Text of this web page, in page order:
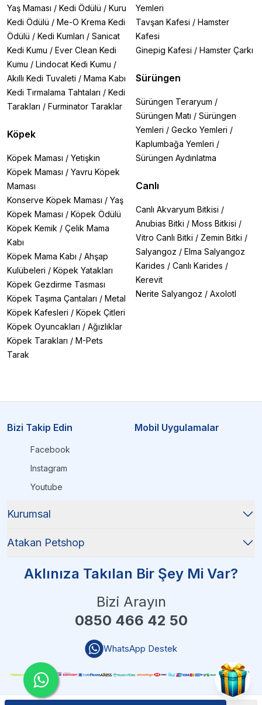
Yaş Maması / Kedi Ödülü / Kuru
Kedi Ödülü / Me-O Krema Kedi
Ödülü / Kedi Kumları / Sanicat
Kedi Kumu / Ever Clean Kedi
Kumu / Lindocat Kedi Kumu /
Akıllı Kedi Tuvaleti / Mama Kabı
Kedi Tırmalama Tahtaları / Kedi
Tarakları / Furminator Taraklar
Köpek
Köpek Maması / Yetişkin
Köpek Maması / Yavru Köpek
Maması
Konserve Köpek Maması / Yaş
Köpek Maması / Köpek Ödülü
Köpek Kemik / Çelik Mama
Kabı
Köpek Mama Kabı / Ahşap
Kulübeleri / Köpek Yatakları
Köpek Gezdirme Tasması
Köpek Taşıma Çantaları / Metal
Köpek Kafesleri / Köpek Çitleri
Köpek Oyuncakları / Ağızlıklar
Köpek Tarakları / M-Pets
Tarak
Yemleri
Tavşan Kafesi / Hamster
Kafesi
Ginepig Kafesi / Hamster Çarkı
Sürüngen
Sürüngen Teraryum /
Sürüngen Matı / Sürüngen
Yemleri / Gecko Yemleri /
Kaplumbağa Yemleri /
Sürüngen Aydınlatma
Canlı
Canlı Akvaryum Bitkisi /
Anubias Bitki / Moss Bitkisi /
Vitro Canlı Bitki / Zemin Bitki /
Salyangoz / Elma Salyangoz
Karides / Canlı Karides /
Kerevit
Nerite Salyangoz / Axolotl
Bizi Takip Edin
Facebook
Instagram
Youtube
Mobil Uygulamalar
Kurumsal
Atakan Petshop
Aklınıza Takılan Bir Şey Mi Var?
Bizi Arayın
0850 466 42 50
WhatsApp Destek